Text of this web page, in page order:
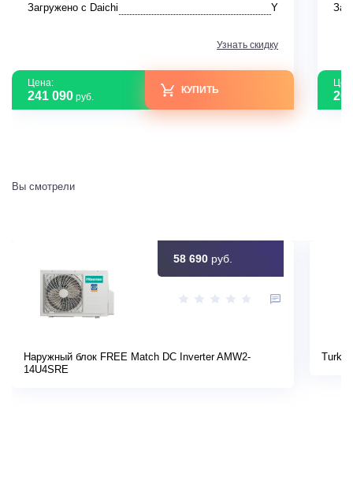
Загружено с Daichi
Y
Узнать скидку
Цена:
241 090 руб.
КУПИТЬ
Вы смотрели
58 690 руб.
Наружный блок FREE Match DC Inverter AMW2-
14U4SRE